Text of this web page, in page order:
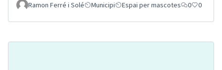
Ramon Ferré i Solé
Municipi Espai per mascotes 0 0